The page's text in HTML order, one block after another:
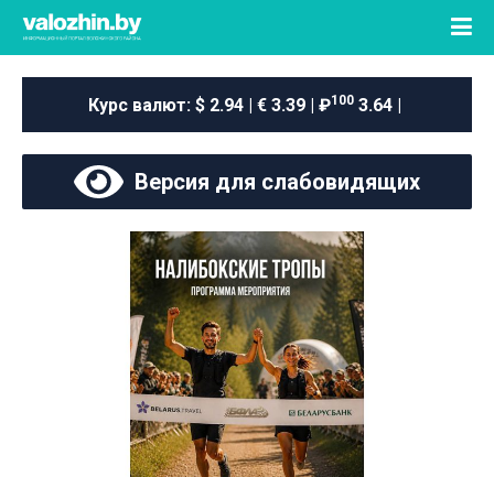
Курс валют: $ 2.94 | € 3.39 | ₽100 3.64 |
Версия для слабовидящих